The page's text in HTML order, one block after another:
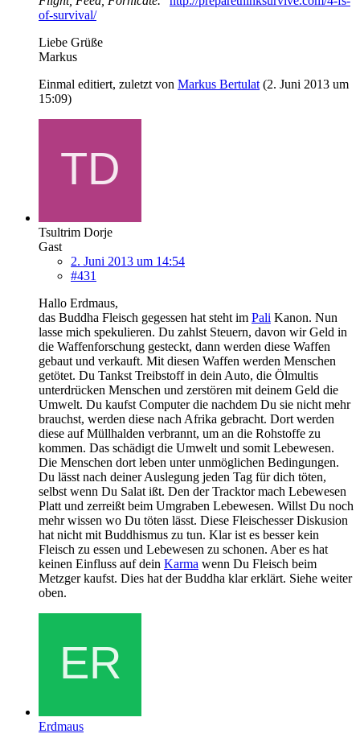
of-survival/
Liebe Grüße
Markus
Einmal editiert, zuletzt von Markus Bertulat (2. Juni 2013 um
15:09)
Tsultrim Dorje
Gast
2. Juni 2013 um 14:54
#431
Hallo Erdmaus,
das Buddha Fleisch gegessen hat steht im Pali Kanon. Nun
lasse mich spekulieren. Du zahlst Steuern, davon wir Geld in
die Waffenforschung gesteckt, dann werden diese Waffen
gebaut und verkauft. Mit diesen Waffen werden Menschen
getötet. Du Tankst Treibstoff in dein Auto, die Ölmultis
unterdrücken Menschen und zerstören mit deinem Geld die
Umwelt. Du kaufst Computer die nachdem Du sie nicht mehr
brauchst, werden diese nach Afrika gebracht. Dort werden
diese auf Müllhalden verbrannt, um an die Rohstoffe zu
kommen. Das schädigt die Umwelt und somit Lebewesen.
Die Menschen dort leben unter unmöglichen Bedingungen.
Du lässt nach deiner Auslegung jeden Tag für dich töten,
selbst wenn Du Salat ißt. Den der Tracktor mach Lebewesen
Platt und zerreißt beim Umgraben Lebewesen. Willst Du noch
mehr wissen wo Du töten lässt. Diese Fleischesser Diskusion
hat nicht mit Buddhismus zu tun. Klar ist es besser kein
Fleisch zu essen und Lebewesen zu schonen. Aber es hat
keinen Einfluss auf dein Karma wenn Du Fleisch beim
Metzger kaufst. Dies hat der Buddha klar erklärt. Siehe weiter
oben.
Erdmaus